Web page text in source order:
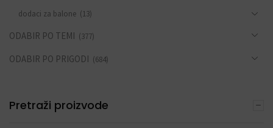
dodaci za balone (13)
ODABIR PO TEMI (377)
ODABIR PO PRIGODI (684)
PERSONALIZACIJA (22)
Pretraži proizvode